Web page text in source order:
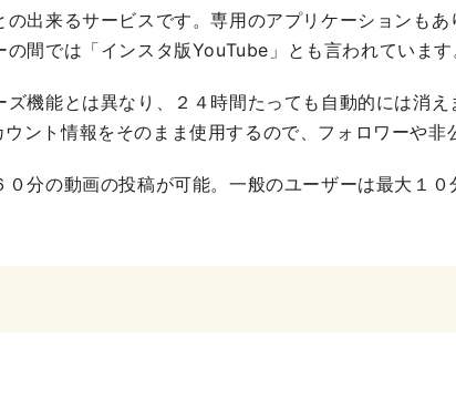
出来るサービスです。専用のアプリケーションも
間では「インスタ版YouTube」とも言われています
機能とは異なり、２４時間たっても自動的には消
ント情報をそのまま使用するので、フォロワーや非
分の動画の投稿が可能。一般のユーザーは最大１０